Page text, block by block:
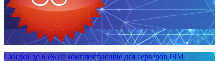
Скидки до 65% на комплектующие для серверов IBM